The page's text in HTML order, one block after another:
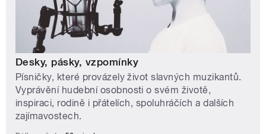
Desky, pásky, vzpomínky
Písničky, které provázely život slavných muzikantů.
Vyprávění hudební osobnosti o svém životě,
inspiraci, rodině i přátelích, spoluhráčích a dalších
zajímavostech.